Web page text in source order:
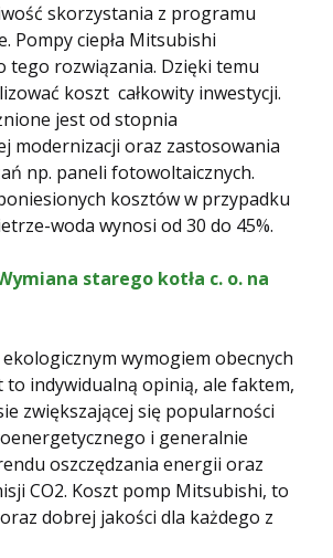
skorzystania z programu
Pompy ciepła Mitsubishi
tego rozwiązania. Dzięki temu
koszt całkowity inwestycji.
jest od stopnia
modernizacji oraz zastosowania
np. paneli fotowoltaicznych.
kosztów w przypadku
woda wynosi od 30 do 45%.
starego kotła c. o. na
ekologicznym wymogiem obecnych
to indywidualną opinią, ale faktem,
zwiększającej się popularności
i generalnie
oszczędzania energii oraz
CO2. Koszt pomp Mitsubishi, to
dobrej jakości dla każdego z